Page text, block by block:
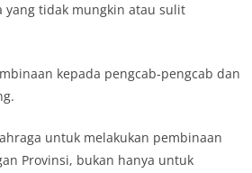
yang tidak mungkin atau sulit
kepada pengcab-pengcab dan
untuk melakukan pembinaan
Provinsi, bukan hanya untuk